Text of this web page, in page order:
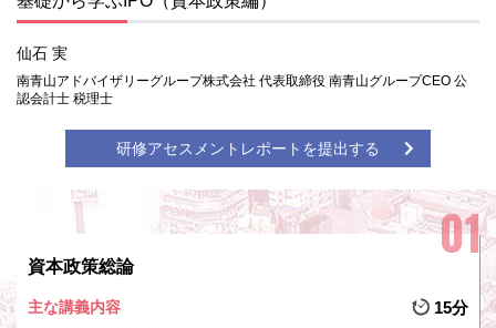
仙石 実
南青山アドバイザリーグループ株式会社 代表取締役 南青山グループCEO 公
認会計士 税理士
研修アセスメントレポートを提出する
資本政策総論
主な講義内容 15分